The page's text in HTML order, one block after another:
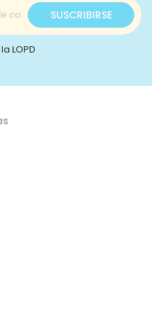
SUSCRIBIRSE
LOPD